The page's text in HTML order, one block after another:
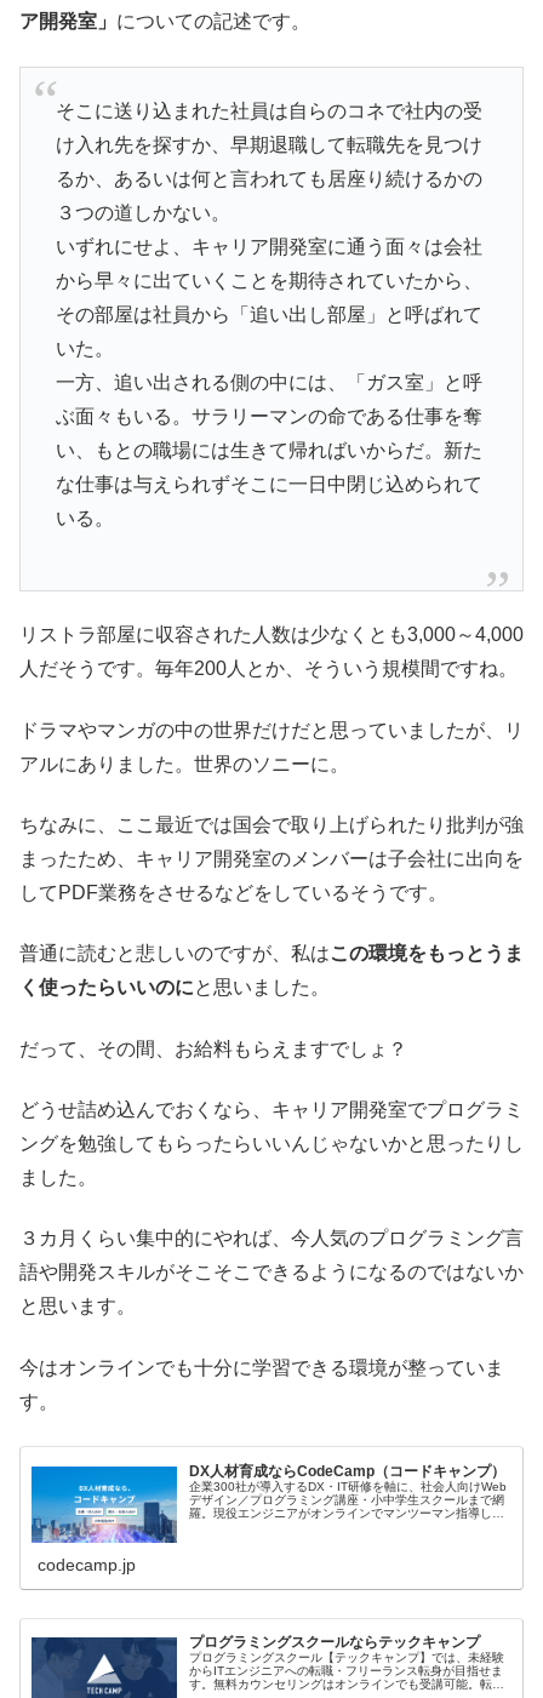
ア開発室」 についての記述です。
そこに送り込まれた社員は自らのコネで社内の受
け入れ先を探すか、早期退職して転職先を見つけ
るか、あるいは何と言われても居座り続けるかの
３つの道しかない。
いずれにせよ、キャリア開発室に通う面々は会社
から早々に出ていくことを期待されていたから、
その部屋は社員から「追い出し部屋」と呼ばれて
いた。
一方、追い出される側の中には、「ガス室」と呼
ぶ面々もいる。サラリーマンの命である仕事を奪
い、もとの職場には生きて帰ればいからだ。新た
な仕事は与えられずそこに一日中閉じ込められて
いる。
リストラ部屋に収容された人数は少なくとも3,000～4,000
人だそうです。毎年200人とか、そういう規模間ですね。
ドラマやマンガの中の世界だけだと思っていましたが、リ
アルにありました。世界のソニーに。
ちなみに、ここ最近では国会で取り上げられたり批判が強
まったため、キャリア開発室のメンバーは子会社に出向を
してPDF業務をさせるなどをしているそうです。
普通に読むと悲しいのですが、私はこの環境をもっとうま
く使ったらいいのにと思いました。
だって、その間、お給料もらえますでしょ？
どうせ詰め込んでおくなら、キャリア開発室でプログラミ
ングを勉強してもらったらいいんじゃないかと思ったりし
ました。
３カ月くらい集中的にやれば、今人気のプログラミング言
語や開発スキルがそこそこできるようになるのではないか
と思います。
今はオンラインでも十分に学習できる環境が整っていま
す。
DX人材育成ならCodeCamp（コードキャンプ）
企業300社が導入するDX・IT研修を軸に、社会人向けWeb
デザイン／プログラミング講座・小中学生スクールまで網
羅。現役エンジニアがオンラインでマンツーマン指導し、
codecamp.jp
プログラミングスクールならテックキャンプ
プログラミングスクール【テックキャンプ】では、未経験
からITエンジニアへの転職・フリーランス転身が目指せま
す。無料カウンセリングはオンラインでも受講可能。転